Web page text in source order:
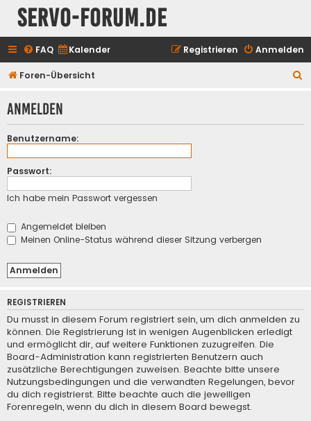
servo-forum.de
FAQ Kalender Anmelden
Registrieren
Foren-Übersicht
h
Anmelden
Benutzername:
Passwort:
Ich habe mein Passwort vergessen
Angemeldet bleiben
Meinen Online-Status während dieser Sitzung verbergen
REGISTRIEREN
Du musst in diesem Forum registriert sein, um dich anmelden zu
können. Die Registrierung ist in wenigen Augenblicken erledigt
und ermöglicht dir, auf weitere Funktionen zuzugreifen. Die
Board-Administration kann registrierten Benutzern auch
zusätzliche Berechtigungen zuweisen. Beachte bitte unsere
Nutzungsbedingungen und die verwandten Regelungen, bevor
du dich registrierst. Bitte beachte auch die jeweiligen
Forenregeln, wenn du dich in diesem Board bewegst.